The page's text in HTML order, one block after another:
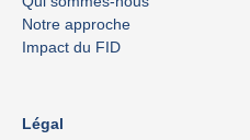
Notre approche
Impact du FID
Légal